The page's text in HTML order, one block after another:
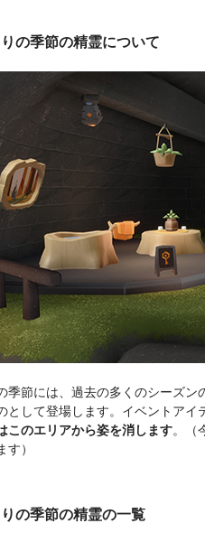
の季節の精霊について
季節には、過去の多くのシーズ
として登場します。イベントアイ
このエリアから姿を消します。（
す）
の季節の精霊の一覧